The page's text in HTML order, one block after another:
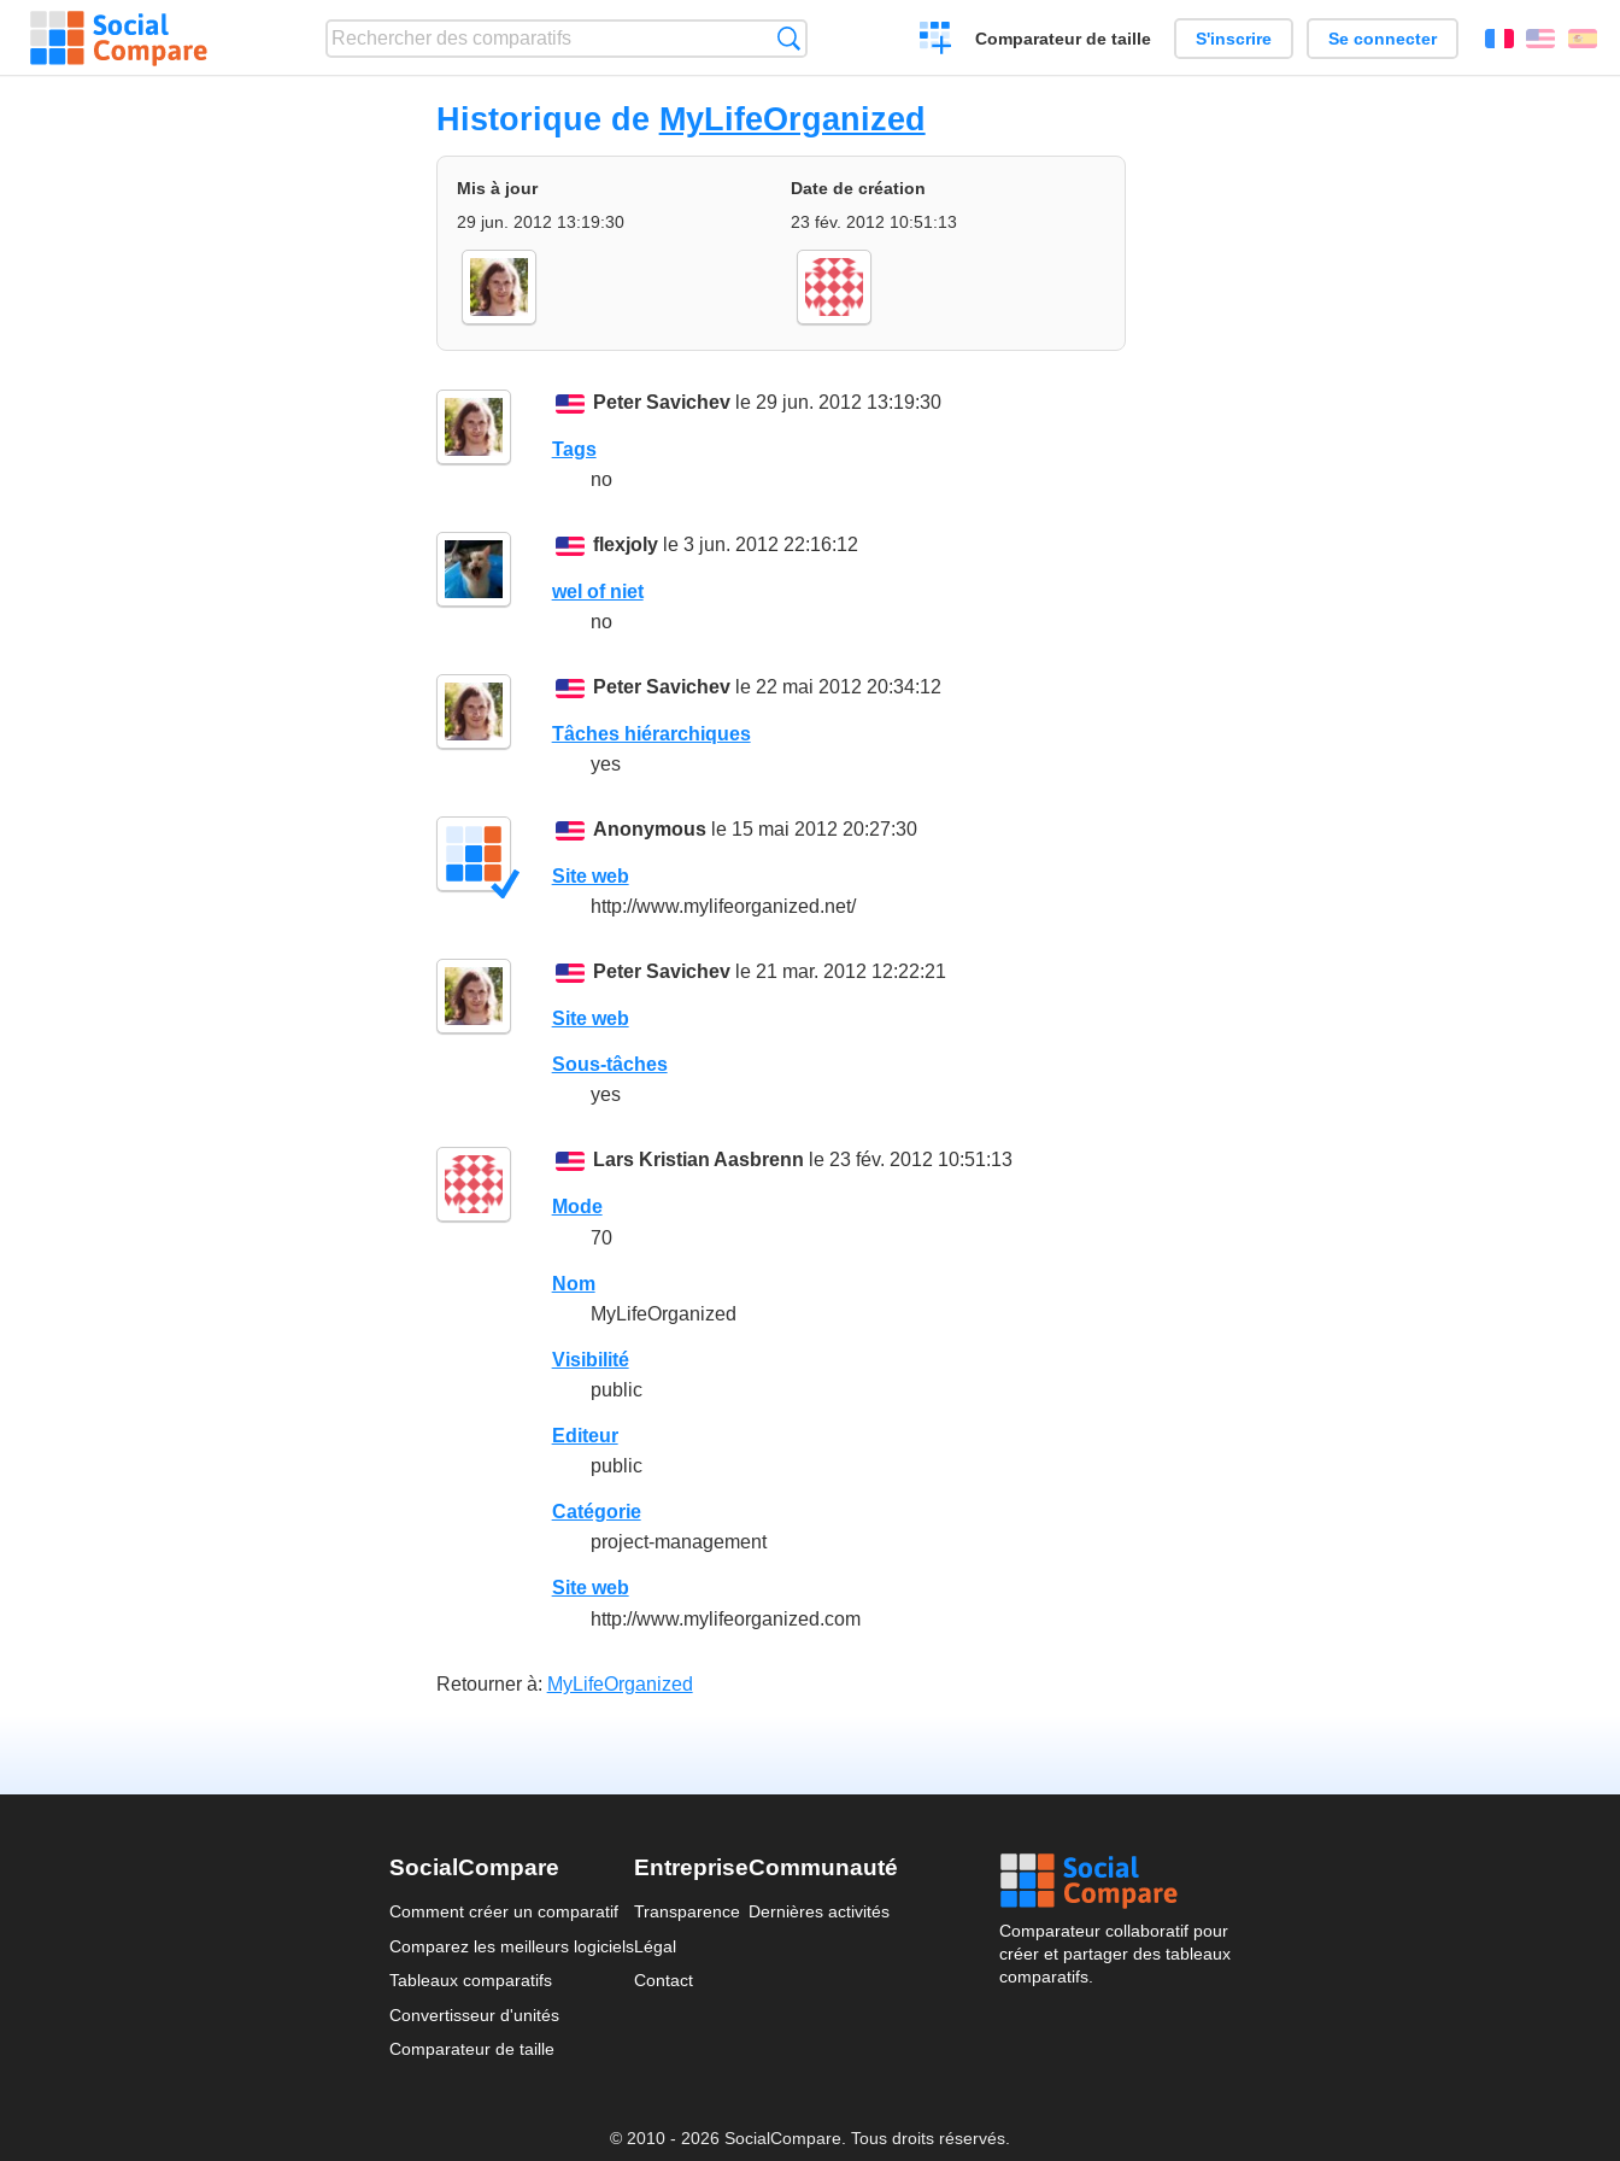
Créer
un
comparatif
Comparateur de taille S'inscrire Se connecter FrançaisEnglish
Historique de MyLifeOrganized
Mis à jour
29 jun. 2012 13:19:30
Date de création
23 fév. 2012 10:51:13
Peter Savichev le 29 jun. 2012 13:19:30
Tags
no
flexjoly le 3 jun. 2012 22:16:12
wel of niet
no
Peter Savichev le 22 mai 2012 20:34:12
Tâches hiérarchiques
yes
Anonymous le 15 mai 2012 20:27:30
Site web
http://www.mylifeorganized.net/
Peter Savichev le 21 mar. 2012 12:22:21
Site web
Sous-tâches
yes
Lars Kristian Aasbrenn le 23 fév. 2012 10:51:13
Mode
70
Nom
MyLifeOrganized
Visibilité
public
Editeur
public
Catégorie
project-management
Site web
http://www.mylifeorganized.com
Retourner à: MyLifeOrganized
SocialCompare
Comment créer un comparatif
Comparez les meilleurs logiciels
Tableaux comparatifs
Convertisseur d'unités
Comparateur de taille
Entreprise
Transparence
Légal
Contact
Communauté
Dernières activités
Comparateur collaboratif pour
créer et partager des tableaux
comparatifs.
© 2010 - 2026 SocialCompare. Tous droits réservés.